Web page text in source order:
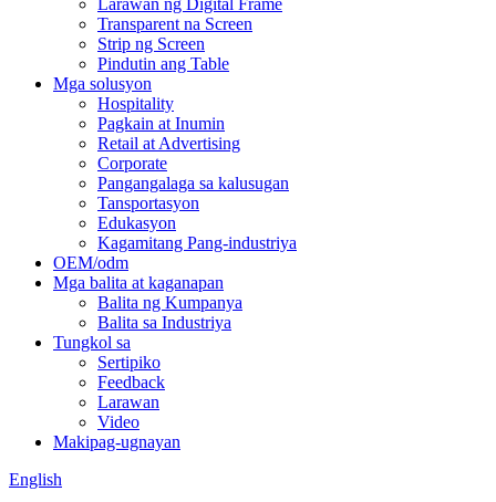
Larawan ng Digital Frame
Transparent na Screen
Strip ng Screen
Pindutin ang Table
Mga solusyon
Hospitality
Pagkain at Inumin
Retail at Advertising
Corporate
Pangangalaga sa kalusugan
Tansportasyon
Edukasyon
Kagamitang Pang-industriya
OEM/odm
Mga balita at kaganapan
Balita ng Kumpanya
Balita sa Industriya
Tungkol sa
Sertipiko
Feedback
Larawan
Video
Makipag-ugnayan
English